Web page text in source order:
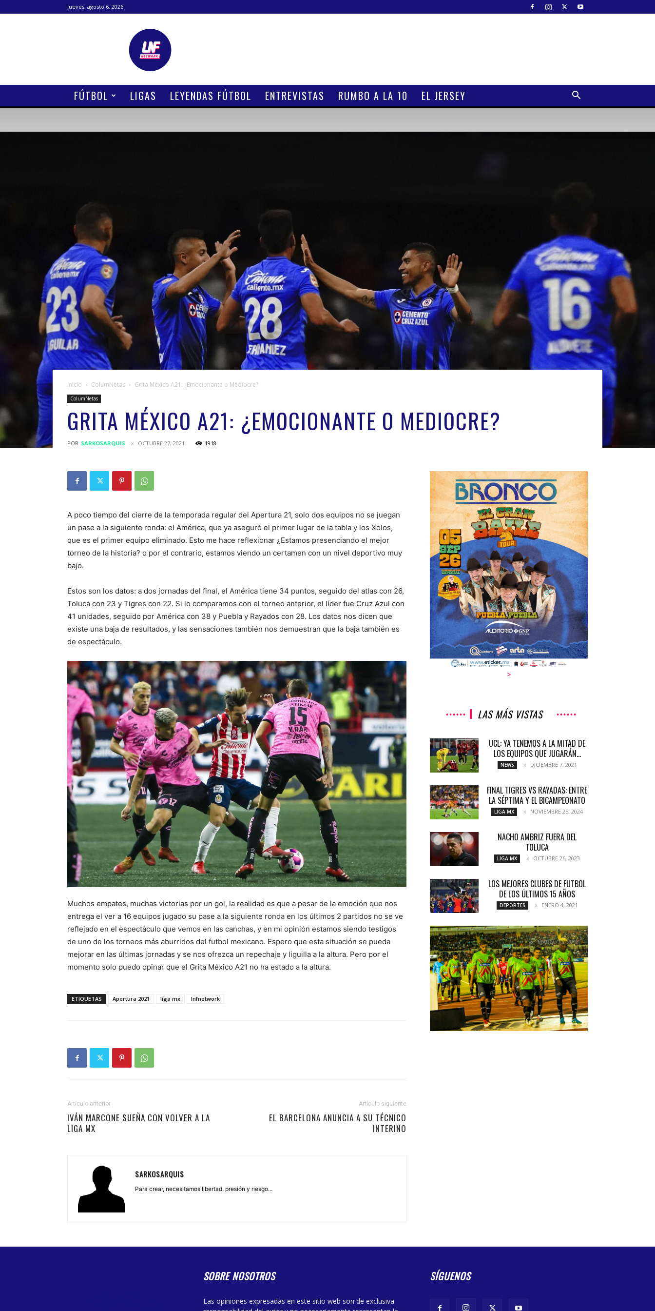
jueves, agosto 6, 2026
Lanetafutbolera
FÚTBOL LIGAS LEYENDAS FÚTBOL ENTREVISTAS RUMBO A LA 10 EL JERSEY
Inicio ColumNetas Grita México A21: ¿Emocionante o Mediocre?
ColumNetas
GRITA MÉXICO A21: ¿EMOCIONANTE O MEDIOCRE?
POR SARKOSARQUIS OCTUBRE 27, 2021 1918
A poco tiempo del cierre de la temporada regular del Apertura 21, solo dos equipos no se juegan
un pase a la siguiente ronda: el América, que ya aseguró el primer lugar de la tabla y los Xolos,
que es el primer equipo eliminado. Esto me hace reflexionar ¿Estamos presenciando el mejor
torneo de la historia? o por el contrario, estamos viendo un certamen con un nivel deportivo muy
bajo.
Estos son los datos: a dos jornadas del final, el América tiene 34 puntos, seguido del atlas con 26,
Toluca con 23 y Tigres con 22. Si lo comparamos con el torneo anterior, el líder fue Cruz Azul con
41 unidades, seguido por América con 38 y Puebla y Rayados con 28. Los datos nos dicen que
existe una baja de resultados, y las sensaciones también nos demuestran que la baja también es
de espectáculo.
Muchos empates, muchas victorias por un gol, la realidad es que a pesar de la emoción que nos
entrega el ver a 16 equipos jugado su pase a la siguiente ronda en los últimos 2 partidos no se ve
reflejado en el espectáculo que vemos en las canchas, y en mi opinión estamos siendo testigos
de uno de los torneos más aburridos del futbol mexicano. Espero que esta situación se pueda
mejorar en las últimas jornadas y se nos ofrezca un repechaje y liguilla a la altura. Pero por el
momento solo puedo opinar que el Grita México A21 no ha estado a la altura.
ETIQUETAS Apertura 2021 liga mx lnfnetwork
Artículo anterior
IVÁN MARCONE SUEÑA CON VOLVER A LA
LIGA MX
Artículo siguiente
EL BARCELONA ANUNCIA A SU TÉCNICO
INTERINO
SARKOSARQUIS
Para crear, necesitamos libertad, presión y riesgo...
>
LAS MÁS VISTAS
UCL: YA TENEMOS A LA MITAD DE
LOS EQUIPOS QUE JUGARÁN...
NEWS DICIEMBRE 7, 2021
FINAL TIGRES VS RAYADAS: ENTRE
LA SÉPTIMA Y EL BICAMPEONATO
LIGA MX NOVIEMBRE 25, 2024
NACHO AMBRIZ FUERA DEL
TOLUCA
LIGA MX OCTUBRE 26, 2023
LOS MEJORES CLUBES DE FUTBOL
DE LOS ÚLTIMOS 15 AÑOS
DEPORTES ENERO 4, 2021
VIVIENDO DE EMPATES
NOTICIAS MARZO 12, 2018
SOBRE NOSOTROS
Las opiniones expresadas en este sitio web son de exclusiva
SÍGUENOS